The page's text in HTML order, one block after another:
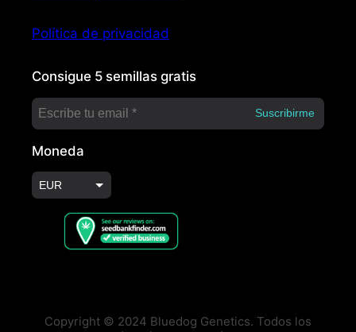
Política de privacidad
Consigue 5 semillas gratis
Moneda
EUR
Copyright © 2024 Bluedog Genetics. Todos los